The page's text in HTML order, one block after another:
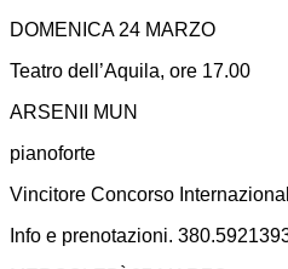
DOMENICA 24 MARZO
Teatro dell’Aquila, ore 17.00
ARSENII MUN
pianoforte
Vincitore Concorso
Info e prenotazioni.